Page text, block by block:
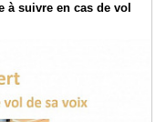
à suivre en cas de vol